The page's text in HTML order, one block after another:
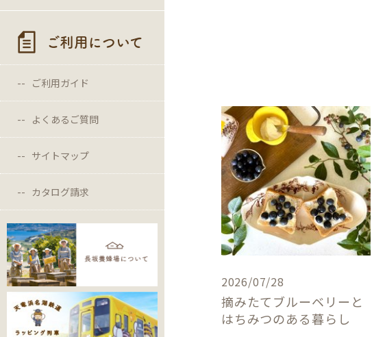
ご利用について
ご利用ガイド
よくあるご質問
サイトマップ
カタログ請求
2026/07/28
摘みたてブルーベリーと
はちみつのある暮らし